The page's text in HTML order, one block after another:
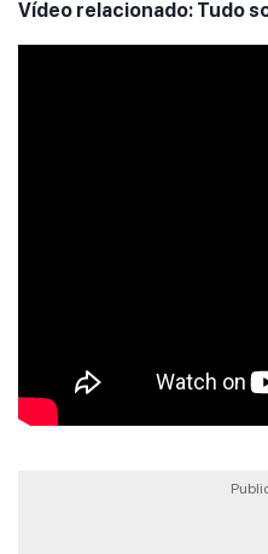
Vídeo relacionado: Tudo